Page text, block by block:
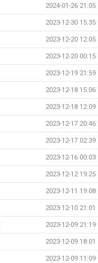
2024-01-26 21:05
2023-12-30 15:35
2023-12-20 12:05
2023-12-20 00:15
2023-12-19 21:59
2023-12-18 15:06
2023-12-18 12:09
2023-12-17 20:46
2023-12-17 02:39
2023-12-16 00:03
2023-12-12 19:25
2023-12-11 19:08
2023-12-10 21:01
2023-12-09 21:19
2023-12-09 18:01
2023-12-09 11:09